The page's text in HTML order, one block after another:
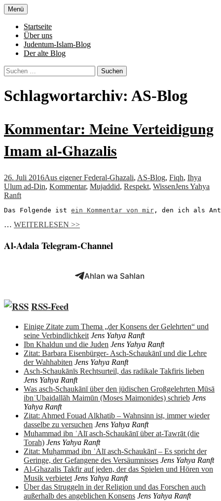
Zum
Inhalt
springen
Al-Adala.de
von allem
Menü
Startseite
Über uns
Judentum-Islam-Blog
Der alte Blog
Suchen
nach:
Schlagwortarchiv: AS-Blog
Kommentar: Meine Verteidigung
Imam al-Ghazalis
26. Juli 2016Aus eigener Federal-Ghazali, AS-Blog, Fiqh, Ihya
Ulum ad-Din, Kommentar, Mujaddid, Respekt, WissenJens Yahya
Ranft
Das Folgende ist ein Kommentar von mir , den ich als
… WEITERLESEN >>
Al-Adala Telegram-Channel
Ahlan wa Sahlan
RSS-Feed
Einige Zitate zum Thema „der Konsens der Gelehrten“ und
seine Verbindlichkeit Jens Yahya Ranft
Ibn Khaldun und die Juden Jens Yahya Ranft
Zitat: Barbara Eisenbürger- Asch-Schaukānī und die Lehre
der Wahhabiten Jens Yahya Ranft
Asch-Schaukānīs Rechtsurteil, das radikale Takfiris lieben
Jens Yahya Ranft
Was asch-Schaukānī über den jüdischen Großgelehrten Mūsā
ibnʿUbaidallāh Maimūn (Moses Maimonides) schrieb Jens
Yahya Ranft
Zitat: Ahmed Fouad Alkhatib – Wahnsinn ist, immer wieder
dasselbe zu versuchen Jens Yahya Ranft
Muhammad ibn ʿAlī asch-Schaukānī über at-Tawrāt (die
Torah) Jens Yahya Ranft
Zitat: Muḥammad ibn ʿAlī asch-Schaukānī – Es spricht der
Geringe, der Gefangene des Versäumnisses Jens Yahya Ranft
Al-Ghazalis Takfir auf jeden, der das Spielen und Hören von
Musik verbietet Jens Yahya Ranft
Über das Struggeln in der Religion und das Forschen auch
außerhalb des angeblichen Konsens Jens Yahya Ranft